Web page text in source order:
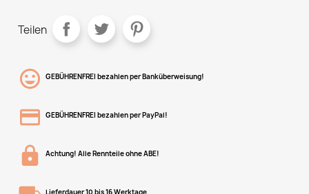
Teilen
GEBÜHRENFREI bezahlen per Banküberweisung!
GEBÜHRENFREI bezahlen per PayPal!
Achtung! Alle Rennteile ohne ABE!
Lieferdauer 10 bis 16 Werktage